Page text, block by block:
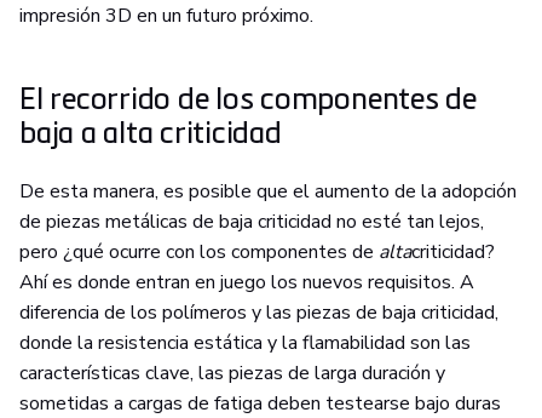
impresión 3D en un futuro próximo.
El recorrido de los componentes de
baja a alta criticidad
De esta manera, es posible que el aumento de la adopción
de piezas metálicas de baja criticidad no esté tan lejos,
pero ¿qué ocurre con los componentes de altacriticidad?
Ahí es donde entran en juego los nuevos requisitos. A
diferencia de los polímeros y las piezas de baja criticidad,
donde la resistencia estática y la flamabilidad son las
características clave, las piezas de larga duración y
sometidas a cargas de fatiga deben testearse bajo duras